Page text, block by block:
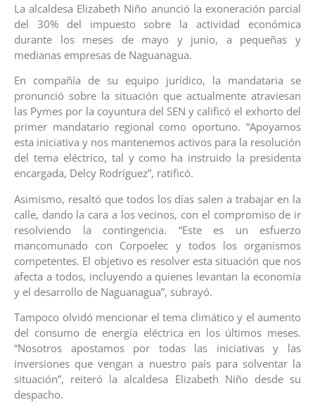
La alcaldesa Elizabeth Niño anunció la exoneración parcial
del 30% del impuesto sobre la actividad económica
durante los meses de mayo y junio, a pequeñas y
medianas empresas de Naguanagua.
En compañía de su equipo jurídico, la mandataria se
pronunció sobre la situación que actualmente atraviesan
las Pymes por la coyuntura del SEN y calificó el exhorto del
primer mandatario regional como oportuno. “Apoyamos
esta iniciativa y nos mantenemos activos para la resolución
del tema eléctrico, tal y como ha instruido la presidenta
encargada, Delcy Rodríguez”, ratificó.
Asimismo, resaltó que todos los días salen a trabajar en la
calle, dando la cara a los vecinos, con el compromiso de ir
resolviendo la contingencia. “Este es un esfuerzo
mancomunado con Corpoelec y todos los organismos
competentes. El objetivo es resolver esta situación que nos
afecta a todos, incluyendo a quienes levantan la economía
y el desarrollo de Naguanagua”, subrayó.
Tampoco olvidó mencionar el tema climático y el aumento
del consumo de energía eléctrica en los últimos meses.
“Nosotros apostamos por todas las iniciativas y las
inversiones que vengan a nuestro país para solventar la
situación”, reiteró la alcaldesa Elizabeth Niño desde su
despacho.